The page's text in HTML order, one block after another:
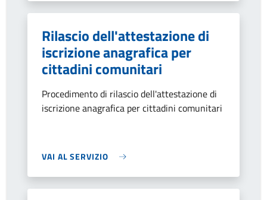
Rilascio dell'attestazione di
iscrizione anagrafica per
cittadini comunitari
Procedimento di rilascio dell'attestazione di
iscrizione anagrafica per cittadini comunitari
VAI AL SERVIZIO